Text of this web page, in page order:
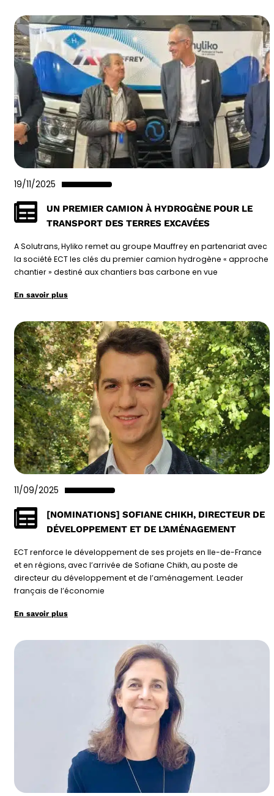
19/11/2025
UN PREMIER CAMION À HYDROGÈNE POUR LE
TRANSPORT DES TERRES EXCAVÉES
A Solutrans, Hyliko remet au groupe Mauffrey en partenariat avec
la société ECT les clés du premier camion hydrogène « approche
chantier » destiné aux chantiers bas carbone en vue
En savoir plus
11/09/2025
[NOMINATIONS] SOFIANE CHIKH, DIRECTEUR DE
DÉVELOPPEMENT ET DE L’AMÉNAGEMENT
ECT renforce le développement de ses projets en Ile-de-France
et en régions, avec l’arrivée de Sofiane Chikh, au poste de
directeur du développement et de l’aménagement. Leader
français de l’économie
En savoir plus